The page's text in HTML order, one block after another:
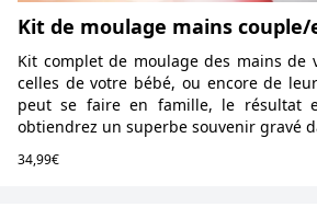
Kit de moulage mains
Kit complet de moulage des mains de
celles de votre bébé, ou encore de
peut se faire en famille, le résultat
obtiendrez un superbe souvenir gravé
34,99€